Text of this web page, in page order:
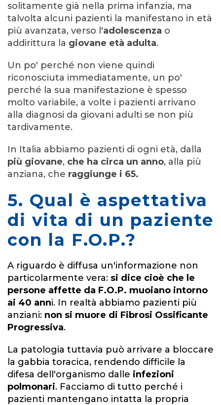
solitamente già nella prima infanzia, ma
talvolta alcuni pazienti la manifestano in età
più avanzata, verso l'adolescenza o
addirittura la giovane età adulta.
Un po' perché non viene quindi
riconosciuta immediatamente, un po'
perché la sua manifestazione è spesso
molto variabile, a volte i pazienti arrivano
alla diagnosi da giovani adulti se non più
tardivamente.
In Italia abbiamo pazienti di ogni età, dalla
più giovane, che ha circa un anno, alla più
anziana, che raggiunge i 65.
5. Qual è aspettativa
di vita di un paziente
con la F.O.P.?
A riguardo è diffusa un'informazione non
particolarmente vera: si dice cioè che le
persone affette da F.O.P. muoiano intorno
ai 40 anni. In realtà abbiamo pazienti più
anziani: non si muore di Fibrosi Ossificante
Progressiva.
La patologia tuttavia può arrivare a bloccare
la gabbia toracica, rendendo difficile la
difesa dell'organismo dalle infezioni
polmonari. Facciamo di tutto perché i
pazienti mantengano intatta la propria